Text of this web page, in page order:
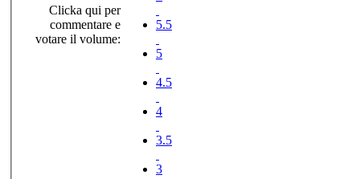
Clicka qui per
commentare e
votare il volume:
5.5
5
4.5
4
3.5
3